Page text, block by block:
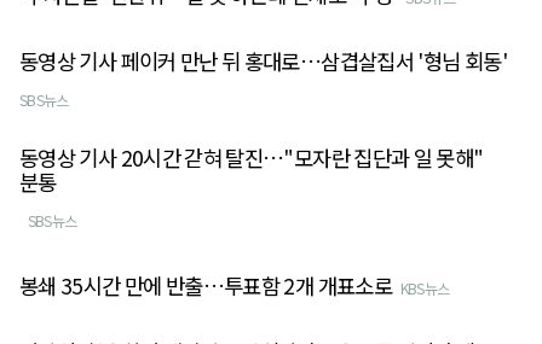
동영상 기사 페이커 만난 뒤 홍대로…삼겹살집서 '형님 회동'
SBS뉴스
동영상 기사 20시간 갇혀 탈진…"모자란 집단과 일 못해"
분통
SBS뉴스
봉쇄 35시간 만에 반출…투표함 2개 개표소로 KBS뉴스